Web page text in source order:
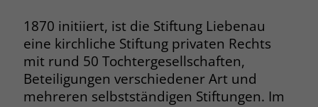
1870 initiiert, ist die Stiftung Liebenau
eine kirchliche Stiftung privaten Rechts
mit rund 50 Tochtergesellschaften,
Beteiligungen verschiedener Art und
mehreren selbstständigen Stiftungen. Im
Laufzeit 1 Monat
Zweck
Behält die Zustimmung des Benutzers
zum Cookie Opt-In
Zweck
Microsoft Clarity setzt dieses Cookie,
um die Seitenaufrufe eines Benutzers
zu speichern und in einer einzigen
Sitzungsaufzeichnung
zusammenzufassen.